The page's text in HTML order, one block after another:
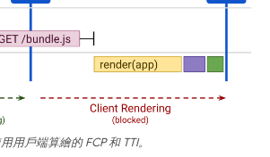
用戶端算繪的 FCP 和 TTI。